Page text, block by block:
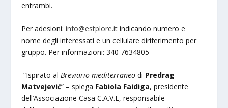
entrambi.
Per adesioni:info@estplore.it indicando numero e
nome degli interessati e un cellulare diriferimento per
gruppo. Per informazioni: 340 7634805
“Ispirato alBreviario mediterraneo di Predrag
Matvejević” – spiega Fabiola Faidiga, presidente
dell’Associazione Casa C.A.V.E, responsabile